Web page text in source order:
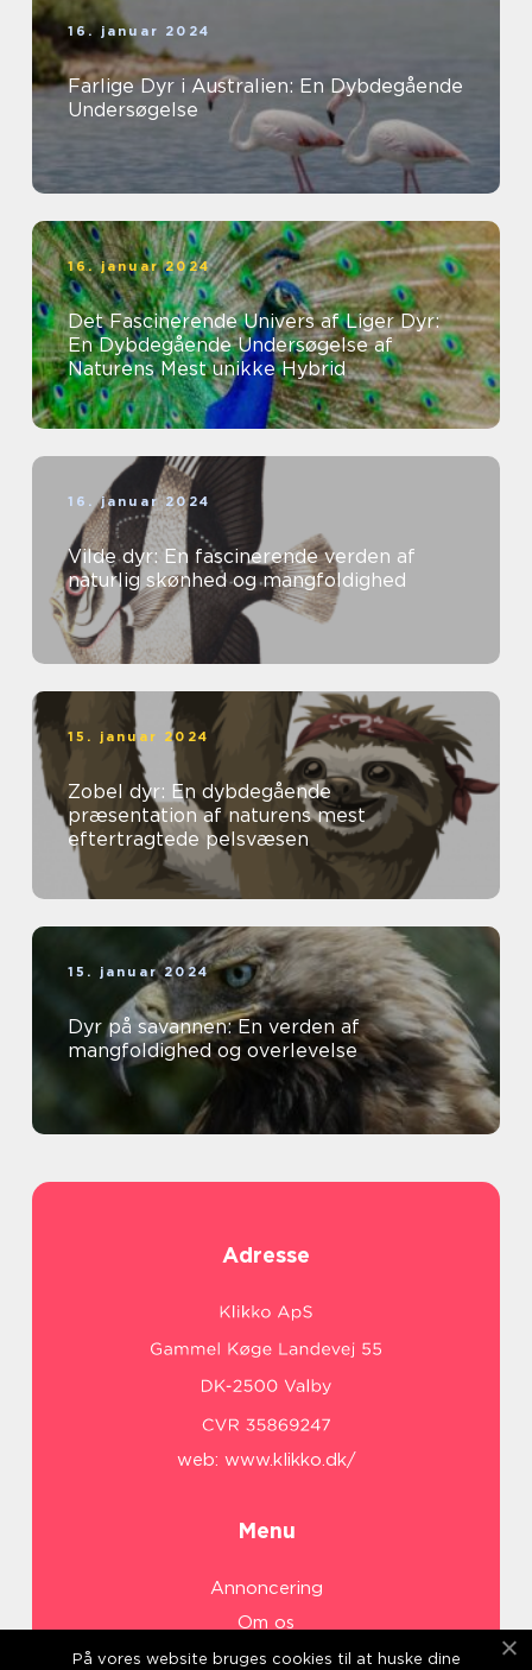
16. januar 2024
Farlige Dyr i Australien: En Dybdegående
Undersøgelse
16. januar 2024
Det Fascinerende Univers af Liger Dyr:
En Dybdegående Undersøgelse af
Naturens Mest unikke Hybrid
16. januar 2024
Vilde dyr: En fascinerende verden af
naturlig skønhed og mangfoldighed
15. januar 2024
Zobel dyr: En dybdegående
præsentation af naturens mest
eftertragtede pelsvæsen
15. januar 2024
Dyr på savannen: En verden af
mangfoldighed og overlevelse
Adresse
web: www.klikko.dk/
Menu
Annoncering
Om os
Cookies
På vores website bruges cookies til at huske dine